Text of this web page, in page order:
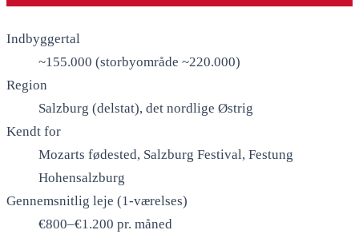
Indbyggertal
~155.000 (storbyområde ~220.000)
Region
Salzburg (delstat), det nordlige Østrig
Kendt for
Mozarts fødested, Salzburg Festival, Festung
Hohensalzburg
Gennemsnitlig leje (1-værelses)
€800–€1.200 pr. måned